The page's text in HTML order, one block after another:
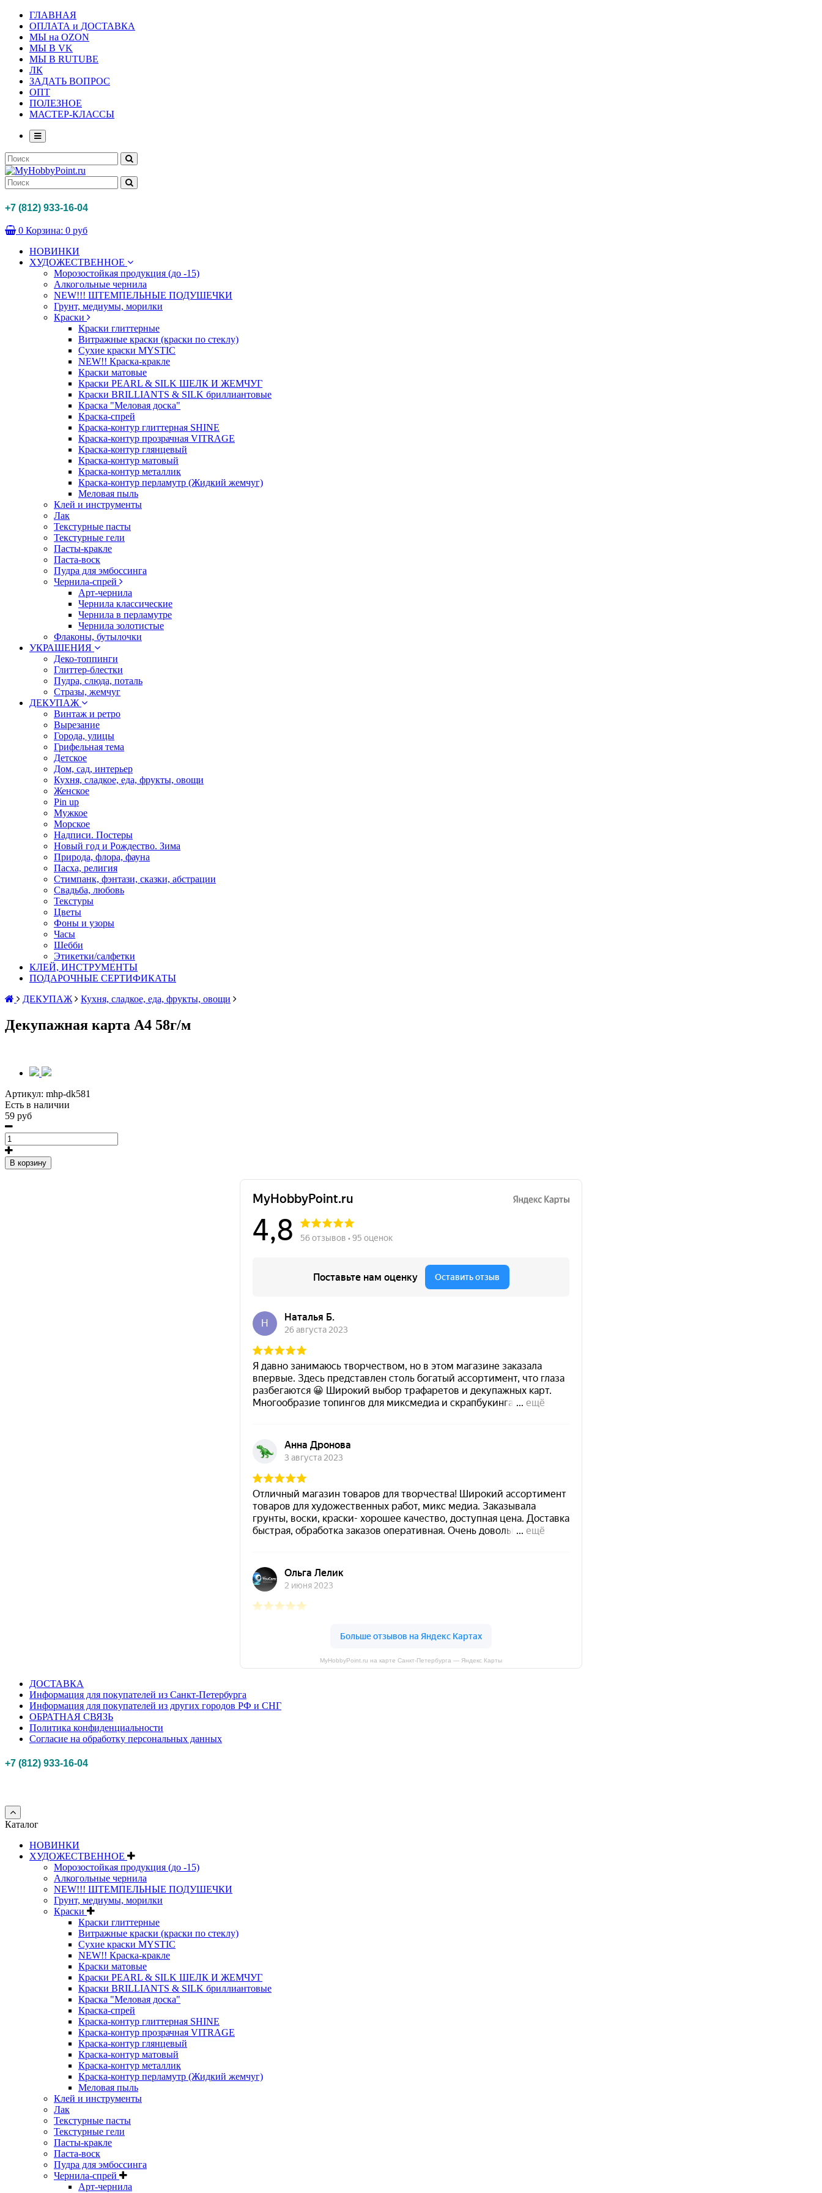
ГЛАВНАЯ
ОПЛАТА и ДОСТАВКА
МЫ на OZON
МЫ В VK
МЫ В RUTUBE
ЛК
ЗАДАТЬ ВОПРОС
ОПТ
ПОЛЕЗНОЕ
МАСТЕР-КЛАССЫ
+7 (812) 933-16-04
0 Корзина: 0 руб
НОВИНКИ
ХУДОЖЕСТВЕННОЕ
Морозостойкая продукция (до -15)
Алкогольные чернила
NEW!!! ШТЕМПЕЛЬНЫЕ ПОДУШЕЧКИ
Грунт, медиумы, морилки
Краски
Краски глиттерные
Витражные краски (краски по стеклу)
Сухие краски MYSTIC
NEW!! Краска-кракле
Краски матовые
Краски PEARL & SILK ШЕЛК И ЖЕМЧУГ
Краски BRILLIANTS & SILK бриллиантовые
Краска "Меловая доска"
Краска-спрей
Краска-контур глиттерная SHINE
Краска-контур прозрачная VITRAGE
Краска-контур глянцевый
Краска-контур матовый
Краска-контур металлик
Краска-контур перламутр (Жидкий жемчуг)
Меловая пыль
Клей и инструменты
Лак
Текстурные пасты
Текстурные гели
Пасты-кракле
Паста-воск
Пудра для эмбоссинга
Чернила-спрей
Арт-чернила
Чернила классические
Чернила в перламутре
Чернила золотистые
Флаконы, бутылочки
УКРАШЕНИЯ
Деко-топпинги
Глиттер-блестки
Пудра, слюда, поталь
Стразы, жемчуг
ДЕКУПАЖ
Винтаж и ретро
Вырезание
Города, улицы
Грифельная тема
Детское
Дом, сад, интерьер
Кухня, сладкое, еда, фрукты, овощи
Женское
Pin up
Мужкое
Морское
Надписи. Постеры
Новый год и Рождество. Зима
Природа, флора, фауна
Пасха, религия
Стимпанк, фэнтази, сказки, абстрации
Свадьба, любовь
Текстуры
Цветы
Фоны и узоры
Часы
Шебби
Этикетки/салфетки
КЛЕЙ, ИНСТРУМЕНТЫ
ПОДАРОЧНЫЕ СЕРТИФИКАТЫ
ДЕКУПАЖ
Кухня, сладкое, еда, фрукты, овощи
Декупажная карта А4 58г/м
Артикул: mhp-dk581
Есть в наличии
59 руб
В корзину
MyHobbyPoint.ru на карте Санкт‑Петербурга — Яндекс Карты
ДОСТАВКА
Информация для покупателей из Санкт-Петербурга
Информация для покупателей из других городов РФ и СНГ
ОБРАТНАЯ СВЯЗЬ
Политика конфиденциальности
Согласие на обработку персональных данных
+7 (812) 933-16-04
Каталог
НОВИНКИ
ХУДОЖЕСТВЕННОЕ
Морозостойкая продукция (до -15)
Алкогольные чернила
NEW!!! ШТЕМПЕЛЬНЫЕ ПОДУШЕЧКИ
Грунт, медиумы, морилки
Краски
Краски глиттерные
Витражные краски (краски по стеклу)
Сухие краски MYSTIC
NEW!! Краска-кракле
Краски матовые
Краски PEARL & SILK ШЕЛК И ЖЕМЧУГ
Краски BRILLIANTS & SILK бриллиантовые
Краска "Меловая доска"
Краска-спрей
Краска-контур глиттерная SHINE
Краска-контур прозрачная VITRAGE
Краска-контур глянцевый
Краска-контур матовый
Краска-контур металлик
Краска-контур перламутр (Жидкий жемчуг)
Меловая пыль
Клей и инструменты
Лак
Текстурные пасты
Текстурные гели
Пасты-кракле
Паста-воск
Пудра для эмбоссинга
Чернила-спрей
Арт-чернила